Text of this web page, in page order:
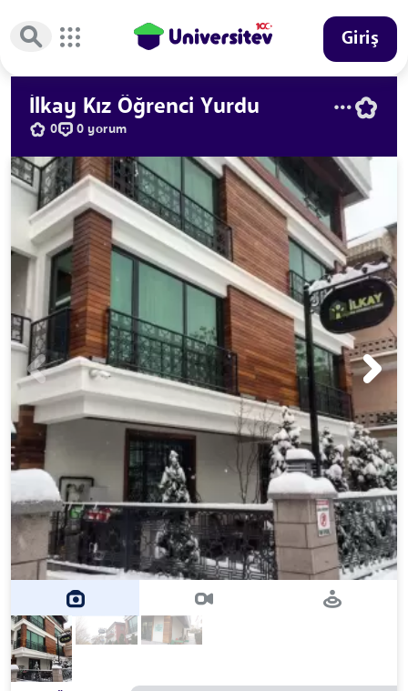
Giriş
İlkay Kız Öğrenci Yurdu
0 0 yorum